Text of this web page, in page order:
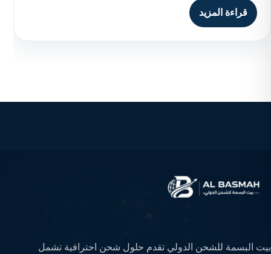
قراءة المزيد
بيت البسمة للشحن الدولي تقدم حلول شحن احترافية تشمل